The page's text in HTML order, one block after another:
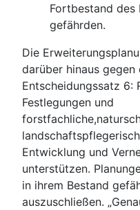
Fortbestand des
gefährden.
Die
darüber hinaus
Entscheidungssatz 6:
Festlegungen und
Entwicklung und
unterstützen.
in ihrem Bestand
auszuschließen.